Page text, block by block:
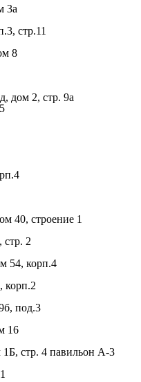
3а
стр.11
8
дом 2, стр. 9а
40, строение 1
2
54, корп.4
корп.2
под.3
16
стр. 4 павильон А-3